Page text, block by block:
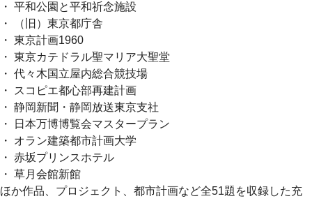
・ 平和公園と平和祈念施設
・ （旧）東京都庁舎
・ 東京計画1960
・ 東京カテドラル聖マリア大聖堂
・ 代々木国立屋内総合競技場
・ スコピエ都心部再建計画
・ 静岡新聞・静岡放送東京支社
・ 日本万博博覧会マスタープラン
・ オラン建築都市計画大学
・ 赤坂プリンスホテル
・ 草月会館新館
ほか作品、プロジェクト、都市計画など全51題を収録した充